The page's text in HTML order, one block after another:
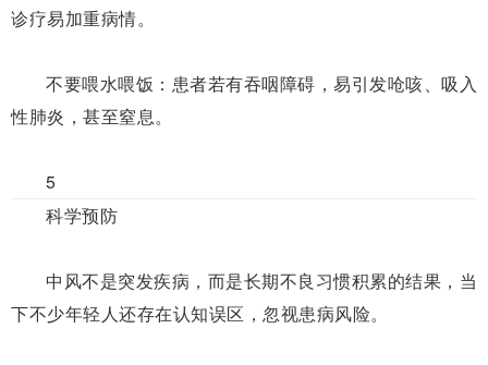
诊疗易加重病情。
不要喂水喂饭： 患者若有吞咽障碍，易引发呛咳、吸入
性肺炎，甚至窒息。
5
科学预防
中风不是突发疾病，而是长期不良习惯积累的结果，当
下不少年轻人还存在认知误区，忽视患病风险。